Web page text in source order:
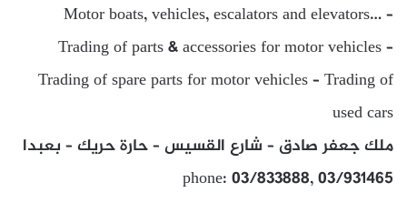
Motor boats, vehicles, escalators and elevators… –
Trading of parts & accessories for motor vehicles –
Trading of spare parts for motor vehicles – Trading of
used cars
ملك جعفر صادق – شارع القسيس – حارة حريك – بعبدا
phone: 03/833888, 03/931465